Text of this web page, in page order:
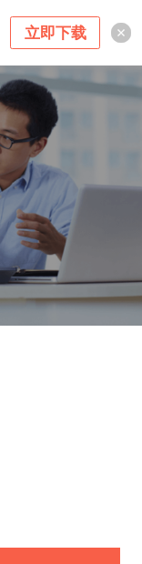
立即下载